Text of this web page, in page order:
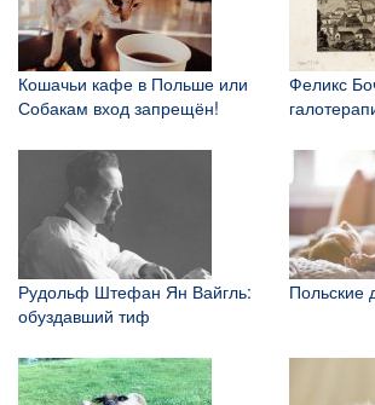
Кошачьи кафе в Польше или
Собакам вход запрещён!
Феликс
Рудольф Штефан Ян Вайгль:
обуздавший тиф
Польские